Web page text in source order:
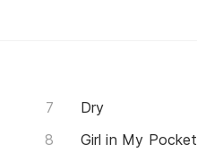
Dry
Girl in My Pocket